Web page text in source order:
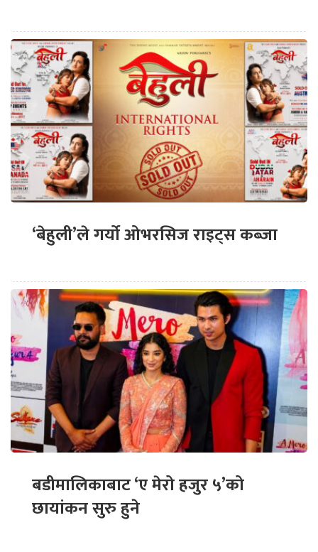
‘बेहुली’ले गर्यो ओभरसिज राइट्स कब्जा
बडीमालिकाबाट ‘ए मेरो हजुर ५’को
छायांकन सुरु हुने